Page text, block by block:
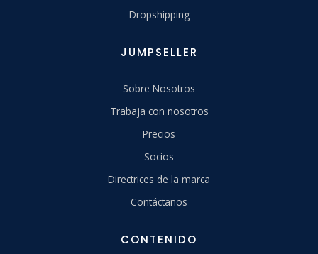
Dropshipping
JUMPSELLER
Sobre Nosotros
Trabaja con nosotros
Precios
Socios
Directrices de la marca
Contáctanos
CONTENIDO